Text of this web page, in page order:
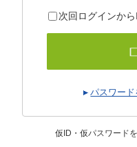
次回ログインか
パスワー
仮ID・仮パスワード